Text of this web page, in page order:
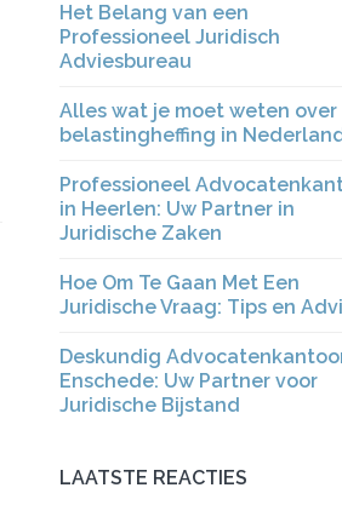
Het Belang van een
Professioneel Juridisch
Adviesbureau
Alles wat je moet weten over
belastingheffing in
Professioneel
in Heerlen: Uw Partner in
Juridische Zaken
Hoe Om Te Gaan Met Een
Juridische Vraag: Tips en
Deskundig
Enschede: Uw Partner voor
Juridische Bijstand
LAATSTE REACTIES